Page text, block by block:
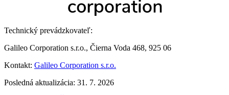
Technický prevádzkovateľ:
Galileo Corporation s.r.o., Čierna Voda 468, 925 06
Kontakt: Galileo Corporation s.r.o.
Posledná aktualizácia: 31. 7. 2026